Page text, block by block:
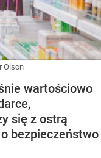
Olson
wartościowo
się z ostrą
bezpieczeństwo